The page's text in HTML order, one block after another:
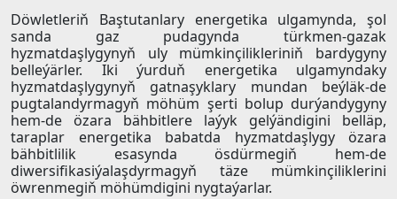
Döwletleriň Baştutanlary energetika ulgamynda, şol
sanda gaz pudagynda türkmen-gazak
hyzmatdaşlygynyň uly mümkinçilikleriniň bardygyny
belleýärler. Iki ýurduň energetika ulgamyndaky
hyzmatdaşlygynyň gatnaşyklary mundan beýläk-de
pugtalandyrmagyň möhüm şerti bolup durýandygyny
hem-de özara bähbitlere laýyk gelýändigini belläp,
taraplar energetika babatda hyzmatdaşlygy özara
bähbitlilik esasynda ösdürmegiň hem-de
diwersifikasiýalaşdyrmagyň täze mümkinçiliklerini
öwrenmegiň möhümdigini nygtaýarlar.